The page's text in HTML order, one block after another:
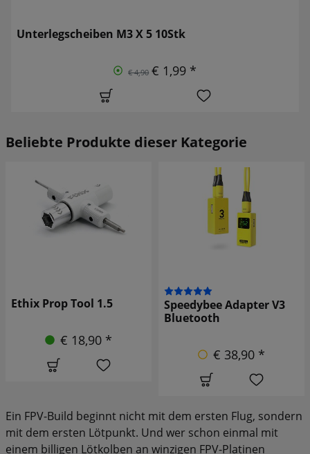
Unterlegscheiben M3 X 5 10Stk
€ 4,90 € 1,99 *
Beliebte Produkte dieser Kategorie
Speedybee Adapter V3
Gemfan Propeller
Ratschenschlüssel
€ 5,90 *
Ein FPV-Build beginnt nicht mit dem ersten Flug, sondern
mit dem ersten Lötpunkt. Und wer schon einmal mit
einem billigen Lötkolben an winzigen FPV-Platinen